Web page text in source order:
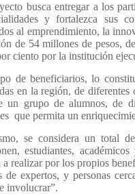
busca entregar a los
y fortalezca sus
al emprendimiento, la
de 54 millones de pesos,
ciento por la institución
de beneficiarios, lo
en la región, de diferentes
un grupo de alumnos, de
que permita un
se considera un total
estudiantes,
a realizar por los propios
de expertos, y personas
involucrar”.